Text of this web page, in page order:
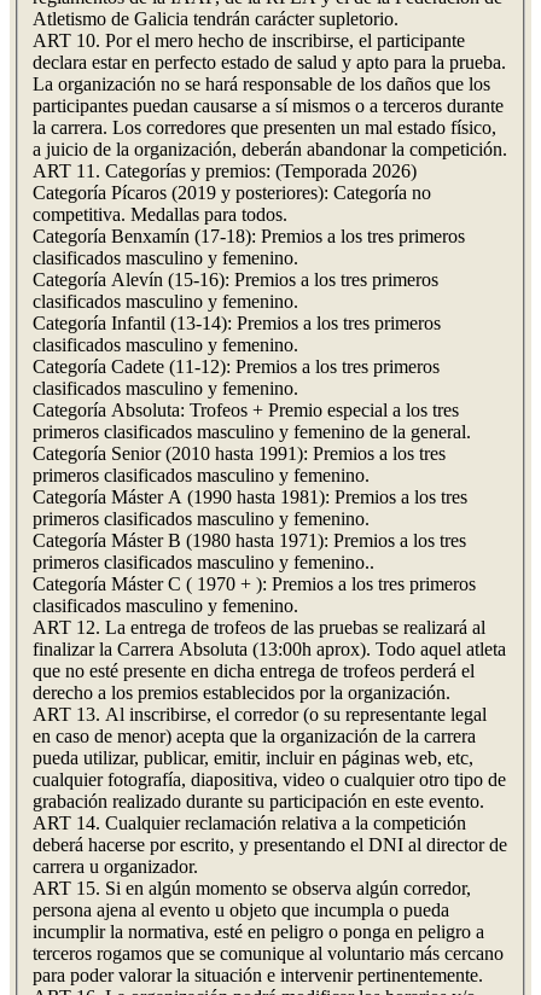
Atletismo de Galicia tendrán carácter supletorio.
ART 10. Por el mero hecho de inscribirse, el participante
declara estar en perfecto estado de salud y apto para la prueba.
La organización no se hará responsable de los daños que los
participantes puedan causarse a sí mismos o a terceros durante
la carrera. Los corredores que presenten un mal estado físico,
a juicio de la organización, deberán abandonar la competición.
ART 11. Categorías y premios: (Temporada 2026)
Categoría Pícaros (2019 y posteriores): Categoría no
competitiva. Medallas para todos.
Categoría Benxamín (17-18): Premios a los tres primeros
clasificados masculino y femenino.
Categoría Alevín (15-16): Premios a los tres primeros
clasificados masculino y femenino.
Categoría Infantil (13-14): Premios a los tres primeros
clasificados masculino y femenino.
Categoría Cadete (11-12): Premios a los tres primeros
clasificados masculino y femenino.
Categoría Absoluta: Trofeos + Premio especial a los tres
primeros clasificados masculino y femenino de la general.
Categoría Senior (2010 hasta 1991): Premios a los tres
primeros clasificados masculino y femenino.
Categoría Máster A (1990 hasta 1981): Premios a los tres
primeros clasificados masculino y femenino.
Categoría Máster B (1980 hasta 1971): Premios a los tres
primeros clasificados masculino y femenino..
Categoría Máster C ( 1970 + ): Premios a los tres primeros
clasificados masculino y femenino.
ART 12. La entrega de trofeos de las pruebas se realizará al
finalizar la Carrera Absoluta (13:00h aprox). Todo aquel atleta
que no esté presente en dicha entrega de trofeos perderá el
derecho a los premios establecidos por la organización.
ART 13. Al inscribirse, el corredor (o su representante legal
en caso de menor) acepta que la organización de la carrera
pueda utilizar, publicar, emitir, incluir en páginas web, etc,
cualquier fotografía, diapositiva, video o cualquier otro tipo de
grabación realizado durante su participación en este evento.
ART 14. Cualquier reclamación relativa a la competición
deberá hacerse por escrito, y presentando el DNI al director de
carrera u organizador.
ART 15. Si en algún momento se observa algún corredor,
persona ajena al evento u objeto que incumpla o pueda
incumplir la normativa, esté en peligro o ponga en peligro a
terceros rogamos que se comunique al voluntario más cercano
para poder valorar la situación e intervenir pertinentemente.